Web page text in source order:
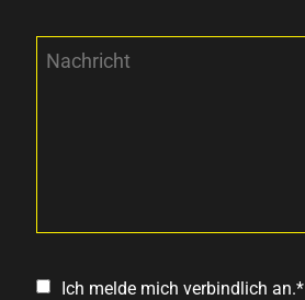
Ich melde mich verbindlich an.*